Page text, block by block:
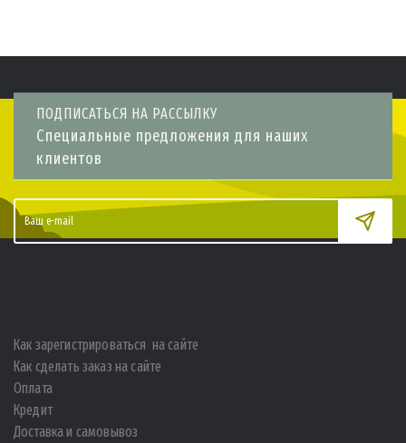
ПОДПИСАТЬСЯ НА РАССЫЛКУ
Специальные предложения для наших
клиентов
Как зарегистрироваться на сайте
Как сделать заказ на сайте
Оплата
Кредит
Доставка и самовывоз